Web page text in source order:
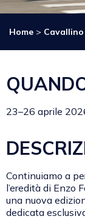
Home >
23–26 aprile
Continuiamo a
l’eredità di Enzo
una nuova
dedicata